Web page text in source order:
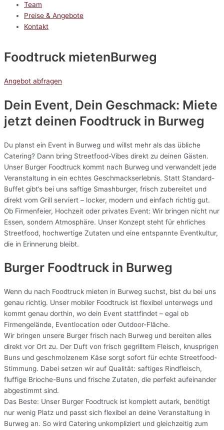
Team
Preise & Angebote
Kontakt
Foodtruck mietenBurweg
Angebot abfragen
Dein Event, Dein Geschmack: Miete
jetzt deinen Foodtruck in Burweg
Du planst ein Event in Burweg und willst mehr als das übliche
Catering? Dann bring Streetfood-Vibes direkt zu deinen Gästen.
Unser Burger Foodtruck kommt nach Burweg und verwandelt jede
Veranstaltung in ein echtes Geschmackserlebnis. Statt Standard-
Buffet gibt’s bei uns saftige Smashburger, frisch zubereitet und
direkt vom Grill serviert – locker, modern und einfach richtig gut.
Ob Firmenfeier, Hochzeit oder privates Event: Wir bringen nicht nur
Essen, sondern Atmosphäre. Unser Konzept steht für ehrliches
Streetfood, hochwertige Zutaten und eine entspannte Eventkultur,
die in Erinnerung bleibt.
Burger Foodtruck in Burweg
Wenn du nach Foodtruck mieten in Burweg suchst, bist du bei uns
genau richtig. Unser mobiler Foodtruck ist flexibel unterwegs und
kommt genau dorthin, wo dein Event stattfindet – egal ob
Firmengelände, Eventlocation oder Outdoor-Fläche.
Wir bringen unsere Burger frisch nach Burweg und bereiten alles
direkt vor Ort zu. Der Duft von frisch gegrilltem Fleisch, knusprigen
Buns und geschmolzenem Käse sorgt sofort für echte Streetfood-
Stimmung. Dabei setzen wir auf Qualität: saftiges Rindfleisch,
fluffige Brioche-Buns und frische Zutaten, die perfekt aufeinander
abgestimmt sind.
Das Beste: Unser Burger Foodtruck ist komplett autark, benötigt
nur wenig Platz und passt sich flexibel an deine Veranstaltung in
Burweg an. So wird Catering unkompliziert und gleichzeitig zum